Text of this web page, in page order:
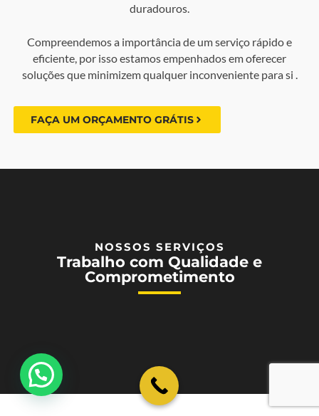
duradouros.
Compreendemos a importância de um serviço rápido e
eficiente, por isso estamos empenhados em oferecer
soluções que minimizem qualquer inconveniente para si .
FAÇA UM ORÇAMENTO GRÁTIS
NOSSOS SERVIÇOS
Trabalho com Qualidade e
Comprometimento
💬 Como podemos ajudar?